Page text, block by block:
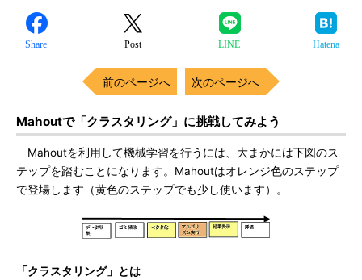
Share Post LINE Hatena
前のページへ 次のページへ
Mahoutで「クラスタリング」に挑戦してみよう
Mahoutを利用して機械学習を行うには、大まかには下図のス
テップを踏むことになります。Mahoutはオレンジ色のステップ
で登場します（黄色のステップでも少し使います）。
「クラスタリング」とは